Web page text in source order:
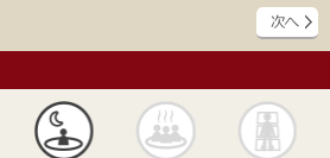
かけ流し 露天風呂 貸切風呂